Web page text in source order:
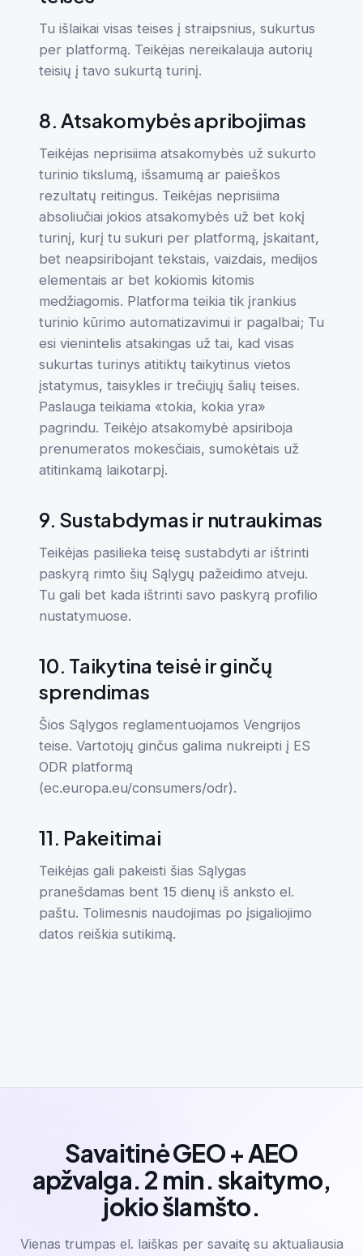
Tu išlaikai visas teises į straipsnius, sukurtus
per platformą. Teikėjas nereikalauja autorių
teisių į tavo sukurtą turinį.
8. Atsakomybės apribojimas
Teikėjas neprisiima atsakomybės už sukurto
turinio tikslumą, išsamumą ar paieškos
rezultatų reitingus. Teikėjas neprisiima
absoliučiai jokios atsakomybės už bet kokį
turinį, kurį tu sukuri per platformą, įskaitant,
bet neapsiribojant tekstais, vaizdais, medijos
elementais ar bet kokiomis kitomis
medžiagomis. Platforma teikia tik įrankius
turinio kūrimo automatizavimui ir pagalbai; Tu
esi vienintelis atsakingas už tai, kad visas
sukurtas turinys atitiktų taikytinus vietos
įstatymus, taisykles ir trečiųjų šalių teises.
Paslauga teikiama «tokia, kokia yra»
pagrindu. Teikėjo atsakomybė apsiriboja
prenumeratos mokesčiais, sumokėtais už
atitinkamą laikotarpį.
9. Sustabdymas ir nutraukimas
Teikėjas pasilieka teisę sustabdyti ar ištrinti
paskyrą rimto šių Sąlygų pažeidimo atveju.
Tu gali bet kada ištrinti savo paskyrą profilio
nustatymuose.
10. Taikytina teisė ir ginčų
sprendimas
Šios Sąlygos reglamentuojamos Vengrijos
teise. Vartotojų ginčus galima nukreipti į ES
ODR platformą
(ec.europa.eu/consumers/odr).
11. Pakeitimai
Teikėjas gali pakeisti šias Sąlygas
pranešdamas bent 15 dienų iš anksto el.
paštu. Tolimesnis naudojimas po įsigaliojimo
datos reiškia sutikimą.
Savaitinė GEO + AEO
apžvalga. 2 min. skaitymo,
jokio šlamšto.
Vienas trumpas el. laiškas per savaitę su aktualiausia